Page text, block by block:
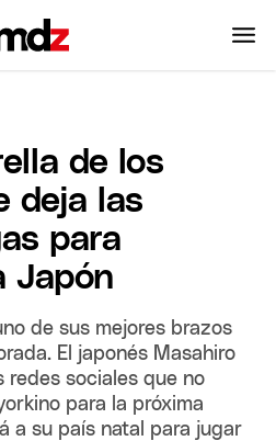
de los
deja las
para
Japón
de sus mejores brazos
El japonés Masahiro
redes sociales que no
para la próxima
a su país natal para jugar